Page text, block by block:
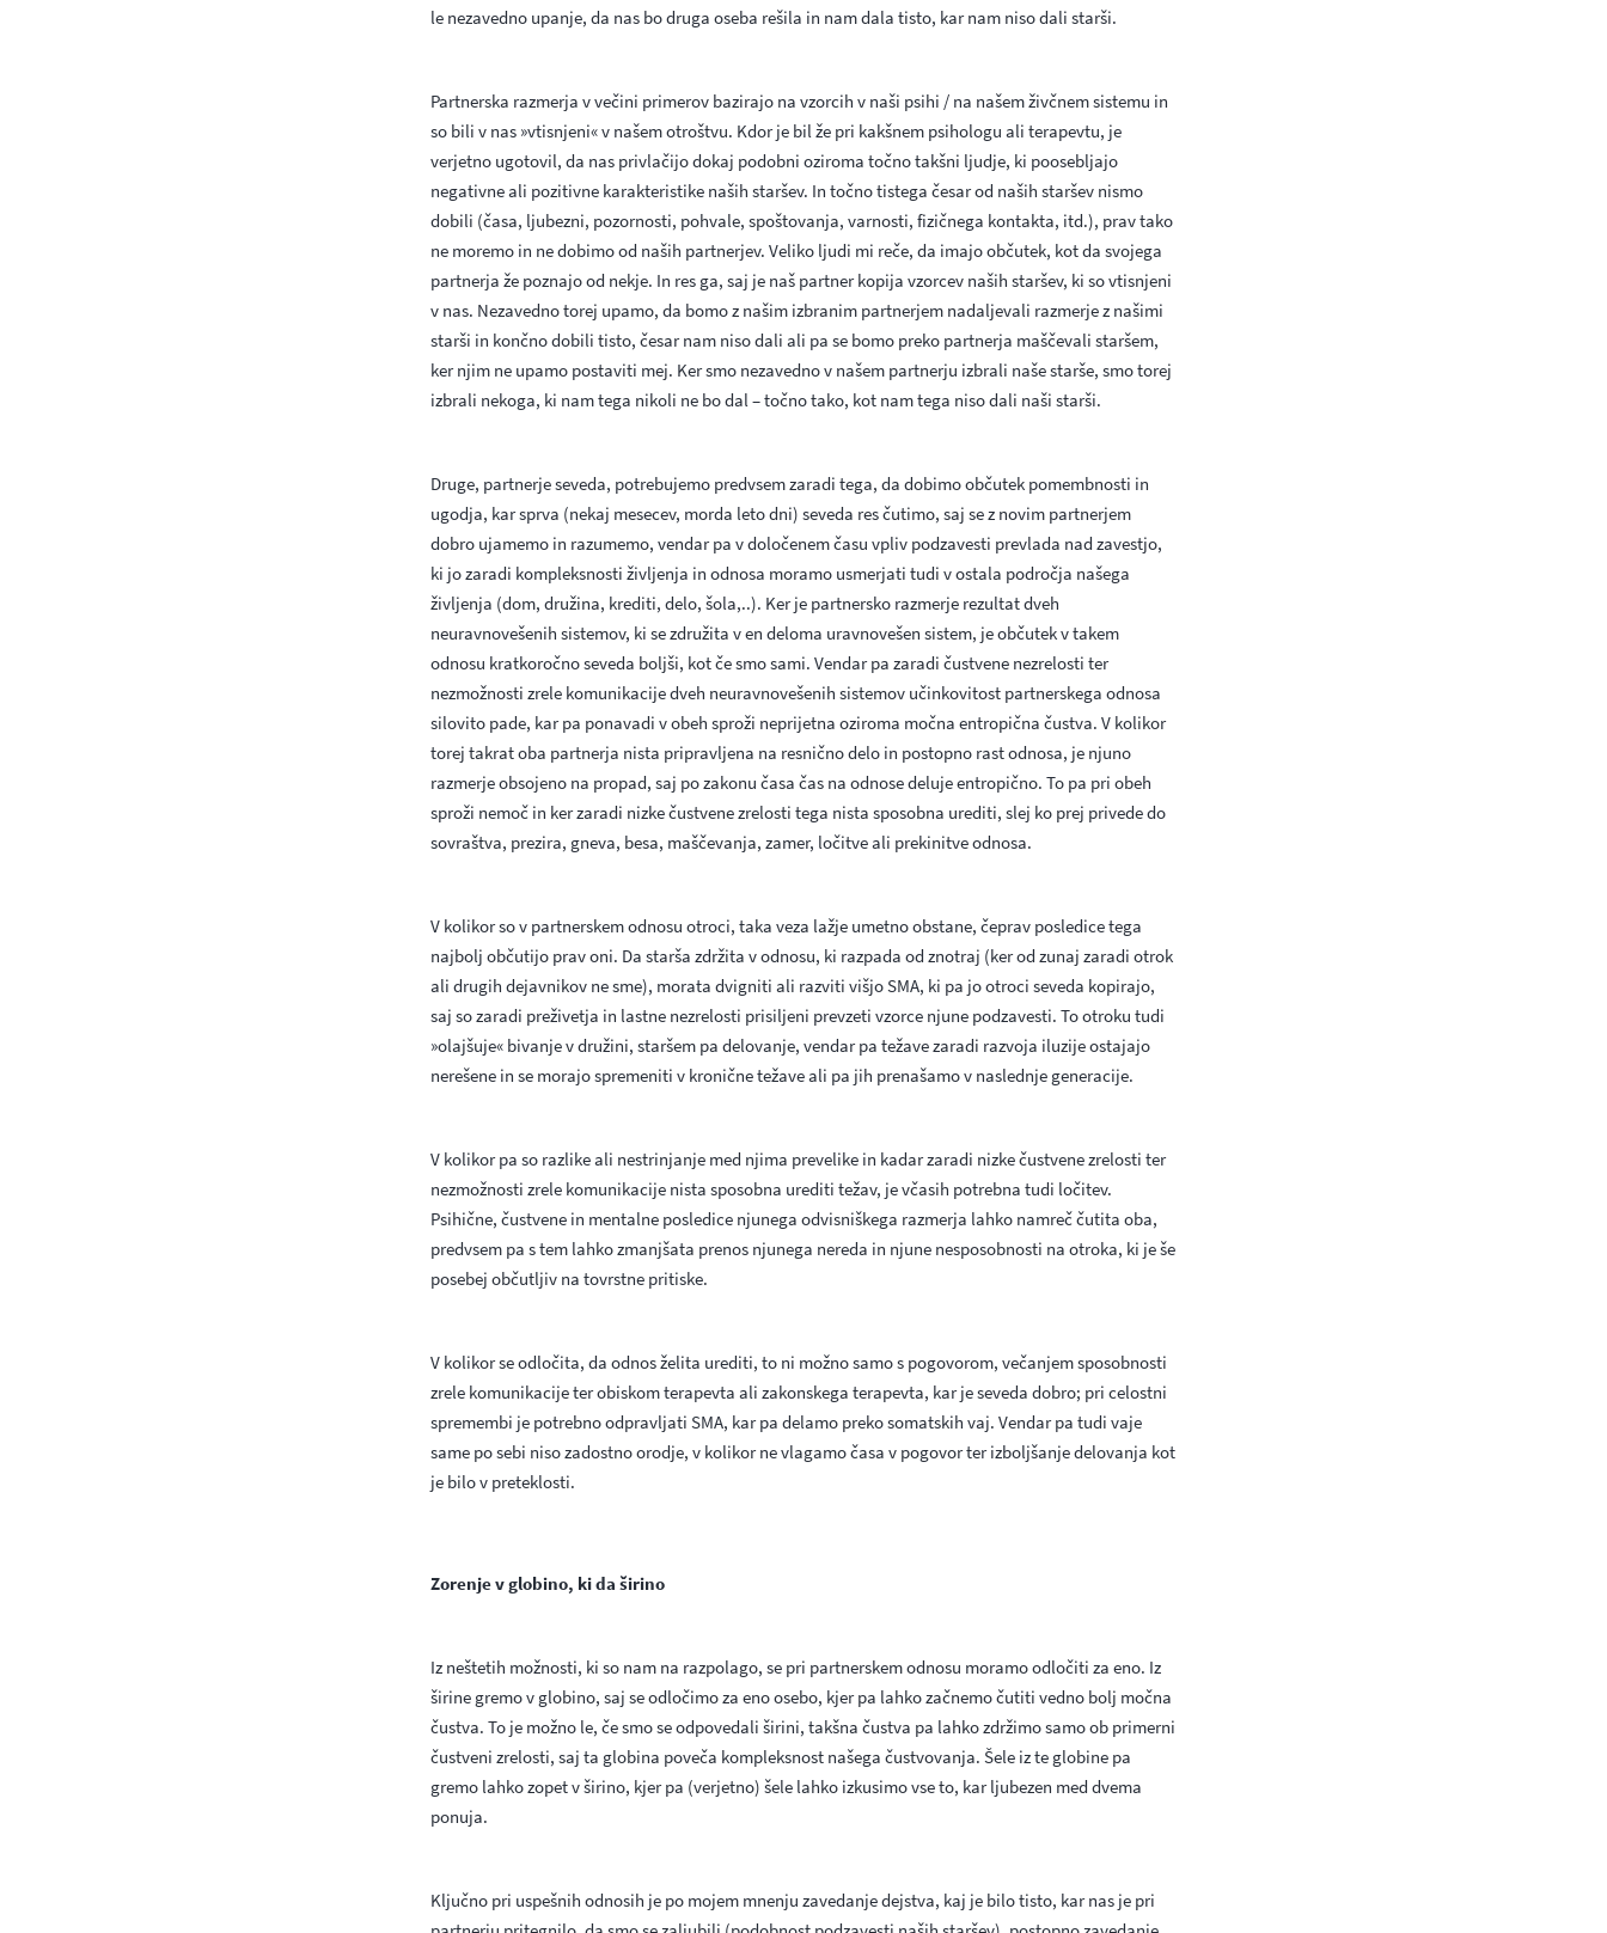
le nezavedno upanje, da nas bo druga oseba rešila in nam dala tisto, kar nam niso dali starši.
Partnerska razmerja v večini primerov bazirajo na vzorcih v naši psihi / na našem živčnem sistemu in
so bili v nas »vtisnjeni« v našem otroštvu. Kdor je bil že pri kakšnem psihologu ali terapevtu, je
verjetno ugotovil, da nas privlačijo dokaj podobni oziroma točno takšni ljudje, ki poosebljajo
negativne ali pozitivne karakteristike naših staršev. In točno tistega česar od naših staršev nismo
dobili (časa, ljubezni, pozornosti, pohvale, spoštovanja, varnosti, fizičnega kontakta, itd.), prav tako
ne moremo in ne dobimo od naših partnerjev. Veliko ljudi mi reče, da imajo občutek, kot da svojega
partnerja že poznajo od nekje. In res ga, saj je naš partner kopija vzorcev naših staršev, ki so vtisnjeni
v nas. Nezavedno torej upamo, da bomo z našim izbranim partnerjem nadaljevali razmerje z našimi
starši in končno dobili tisto, česar nam niso dali ali pa se bomo preko partnerja maščevali staršem,
ker njim ne upamo postaviti mej. Ker smo nezavedno v našem partnerju izbrali naše starše, smo torej
izbrali nekoga, ki nam tega nikoli ne bo dal – točno tako, kot nam tega niso dali naši starši.
Druge, partnerje seveda, potrebujemo predvsem zaradi tega, da dobimo občutek pomembnosti in
ugodja, kar sprva (nekaj mesecev, morda leto dni) seveda res čutimo, saj se z novim partnerjem
dobro ujamemo in razumemo, vendar pa v določenem času vpliv podzavesti prevlada nad zavestjo,
ki jo zaradi kompleksnosti življenja in odnosa moramo usmerjati tudi v ostala področja našega
življenja (dom, družina, krediti, delo, šola,..). Ker je partnersko razmerje rezultat dveh
neuravnovešenih sistemov, ki se združita v en deloma uravnovešen sistem, je občutek v takem
odnosu kratkoročno seveda boljši, kot če smo sami. Vendar pa zaradi čustvene nezrelosti ter
nezmožnosti zrele komunikacije dveh neuravnovešenih sistemov učinkovitost partnerskega odnosa
silovito pade, kar pa ponavadi v obeh sproži neprijetna oziroma močna entropična čustva. V kolikor
torej takrat oba partnerja nista pripravljena na resnično delo in postopno rast odnosa, je njuno
razmerje obsojeno na propad, saj po zakonu časa čas na odnose deluje entropično. To pa pri obeh
sproži nemoč in ker zaradi nizke čustvene zrelosti tega nista sposobna urediti, slej ko prej privede do
sovraštva, prezira, gneva, besa, maščevanja, zamer, ločitve ali prekinitve odnosa.
V kolikor so v partnerskem odnosu otroci, taka veza lažje umetno obstane, čeprav posledice tega
najbolj občutijo prav oni. Da starša zdržita v odnosu, ki razpada od znotraj (ker od zunaj zaradi otrok
ali drugih dejavnikov ne sme), morata dvigniti ali razviti višjo SMA, ki pa jo otroci seveda kopirajo,
saj so zaradi preživetja in lastne nezrelosti prisiljeni prevzeti vzorce njune podzavesti. To otroku tudi
»olajšuje« bivanje v družini, staršem pa delovanje, vendar pa težave zaradi razvoja iluzije ostajajo
nerešene in se morajo spremeniti v kronične težave ali pa jih prenašamo v naslednje generacije.
V kolikor pa so razlike ali nestrinjanje med njima prevelike in kadar zaradi nizke čustvene zrelosti ter
nezmožnosti zrele komunikacije nista sposobna urediti težav, je včasih potrebna tudi ločitev.
Psihične, čustvene in mentalne posledice njunega odvisniškega razmerja lahko namreč čutita oba,
predvsem pa s tem lahko zmanjšata prenos njunega nereda in njune nesposobnosti na otroka, ki je še
posebej občutljiv na tovrstne pritiske.
V kolikor se odločita, da odnos želita urediti, to ni možno samo s pogovorom, večanjem sposobnosti
zrele komunikacije ter obiskom terapevta ali zakonskega terapevta, kar je seveda dobro; pri celostni
spremembi je potrebno odpravljati SMA, kar pa delamo preko somatskih vaj. Vendar pa tudi vaje
same po sebi niso zadostno orodje, v kolikor ne vlagamo časa v pogovor ter izboljšanje delovanja kot
je bilo v preteklosti.
Zorenje v globino, ki da širino
Iz neštetih možnosti, ki so nam na razpolago, se pri partnerskem odnosu moramo odločiti za eno. Iz
širine gremo v globino, saj se odločimo za eno osebo, kjer pa lahko začnemo čutiti vedno bolj močna
čustva. To je možno le, če smo se odpovedali širini, takšna čustva pa lahko zdržimo samo ob primerni
čustveni zrelosti, saj ta globina poveča kompleksnost našega čustvovanja. Šele iz te globine pa
gremo lahko zopet v širino, kjer pa (verjetno) šele lahko izkusimo vse to, kar ljubezen med dvema
ponuja.
Ključno pri uspešnih odnosih je po mojem mnenju zavedanje dejstva, kaj je bilo tisto, kar nas je pri